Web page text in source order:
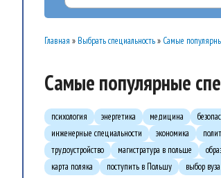
Главная » Выбрать специальность» Самые
Самые популярные
психология энергетика медицина
инженерные специальности
экономика
трудоустройство
магистратура в польше
карта поляка
поступить в Польшу выбор вуза